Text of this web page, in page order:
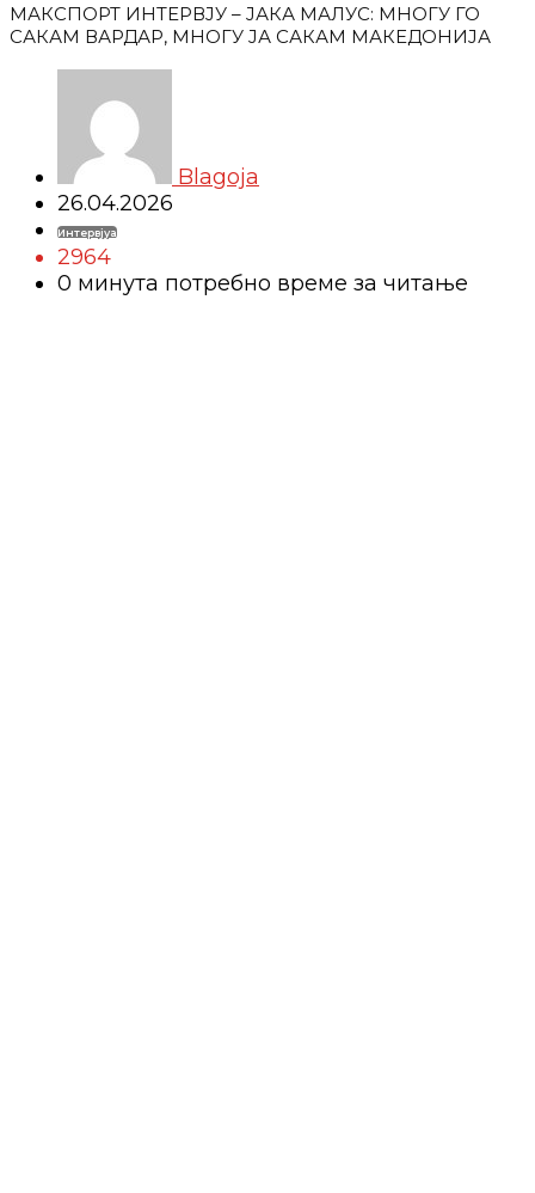
МАКСПОРТ ИНТЕРВЈУ – ЈАКА МАЛУС: МНОГУ ГО
САКАМ ВАРДАР, МНОГУ ЈА САКАМ МАКЕДОНИЈА
Blagoja
26.04.2026
Интервјуа
2964
0 минутa потребно време за читање